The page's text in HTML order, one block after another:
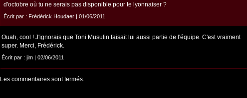
d'octobre où tu ne serais pas disponible pour te lyonnaiser ?
Écrit par : Frédérick Houdaer | 01/06/2011
Ouah, cool ! J'ignorais que Toni Musulin faisait lui aussi partie de l'équipe. C'est vraiment
super. Merci, Frédérick.
Écrit par : jim | 02/06/2011
Les commentaires sont fermés.